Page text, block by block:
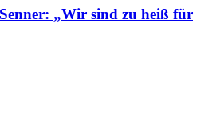
„Wir sind zu heiß für